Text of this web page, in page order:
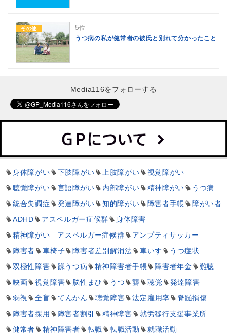
その他 5位
うつ病の私が健常者の彼氏と別れて分かったこと
Media116をフォローする
身体障がい 下肢障がい 上肢障がい
視覚障がい
聴覚障がい
言語障がい 内部障がい 精神障がい
うつ病
統合失調症
発達障がい 知的障がい 障害者手帳
障がい者
ADHD
アスペルガー症候群
身体障害
精神障がい アスペルガー症候群
アンプティサッカー
障害者
車椅子 障害者差別解消法 車いす
うつ症状
双極性障害
躁うつ病 精神障害者手帳 障害者年金
難聴
映画
視覚障害 脳性まひ うつ 聾 聴覚
発達障害
弱視
全盲 てんかん 聴覚障害 法定雇用率
脊髄損傷
障害者採用
障害者割引 精神障害
就労移行支援事業所
健常者
精神障害者 転職 転職活動
就職活動